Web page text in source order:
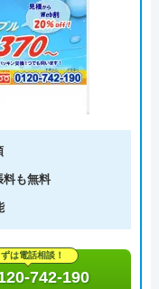
料も無料
ずは電話相談！
742-190